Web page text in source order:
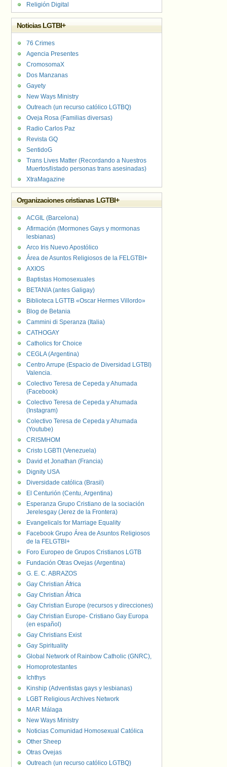
Religión Digital
Noticias LGTBI+
76 Crimes
Agencia Presentes
CromosomaX
Dos Manzanas
Gayety
New Ways Ministry
Outreach (un recurso católico LGTBQ)
Oveja Rosa (Familias diversas)
Radio Carlos Paz
Revista GQ
SentidoG
Trans Lives Matter (Recordando a Nuestros
Muertos/listado personas trans asesinadas)
XtraMagazine
Organizaciones cristianas LGTBI+
ACGIL (Barcelona)
Afirmación (Mormones Gays y mormonas
lesbianas)
Arco Iris Nuevo Apostólico
Área de Asuntos Religiosos de la FELGTBI+
AXIOS
Baptistas Homosexuales
BETANIA (antes Galigay)
Biblioteca LGTTB «Oscar Hermes Villordo»
Blog de Betania
Cammini di Speranza (Italia)
CATHOGAY
Catholics for Choice
CEGLA (Argentina)
Centro Arrupe (Espacio de Diversidad LGTBI)
Valencia.
Colectivo Teresa de Cepeda y Ahumada
(Facebook)
Colectivo Teresa de Cepeda y Ahumada
(Instagram)
Colectivo Teresa de Cepeda y Ahumada
(Youtube)
CRISMHOM
Cristo LGBTI (Venezuela)
David et Jonathan (Francia)
Dignity USA
Diversidade católica (Brasil)
El Centurión (Centu, Argentina)
Esperanza Grupo Cristiano de la sociación
Jerelesgay (Jerez de la Frontera)
Evangelicals for Marriage Equality
Facebook Grupo Área de Asuntos Religiosos
de la FELGTBI+
Foro Europeo de Grupos Cristianos LGTB
Fundación Otras Ovejas (Argentina)
G. E. C. ABRAZOS
Gay Christian África
Gay Christian África
Gay Christian Europe (recursos y direcciones)
Gay Christian Europe- Cristiano Gay Europa
(en español)
Gay Christians Exist
Gay Spirituality
Global Network of Rainbow Catholic (GNRC),
Homoprotestantes
Ichthys
Kinship (Adventistas gays y lesbianas)
LGBT Religious Archives Network
MAR Málaga
New Ways Ministry
Noticias Comunidad Homosexual Católica
Other Sheep
Otras Ovejas
Outreach (un recurso católico LGTBQ)